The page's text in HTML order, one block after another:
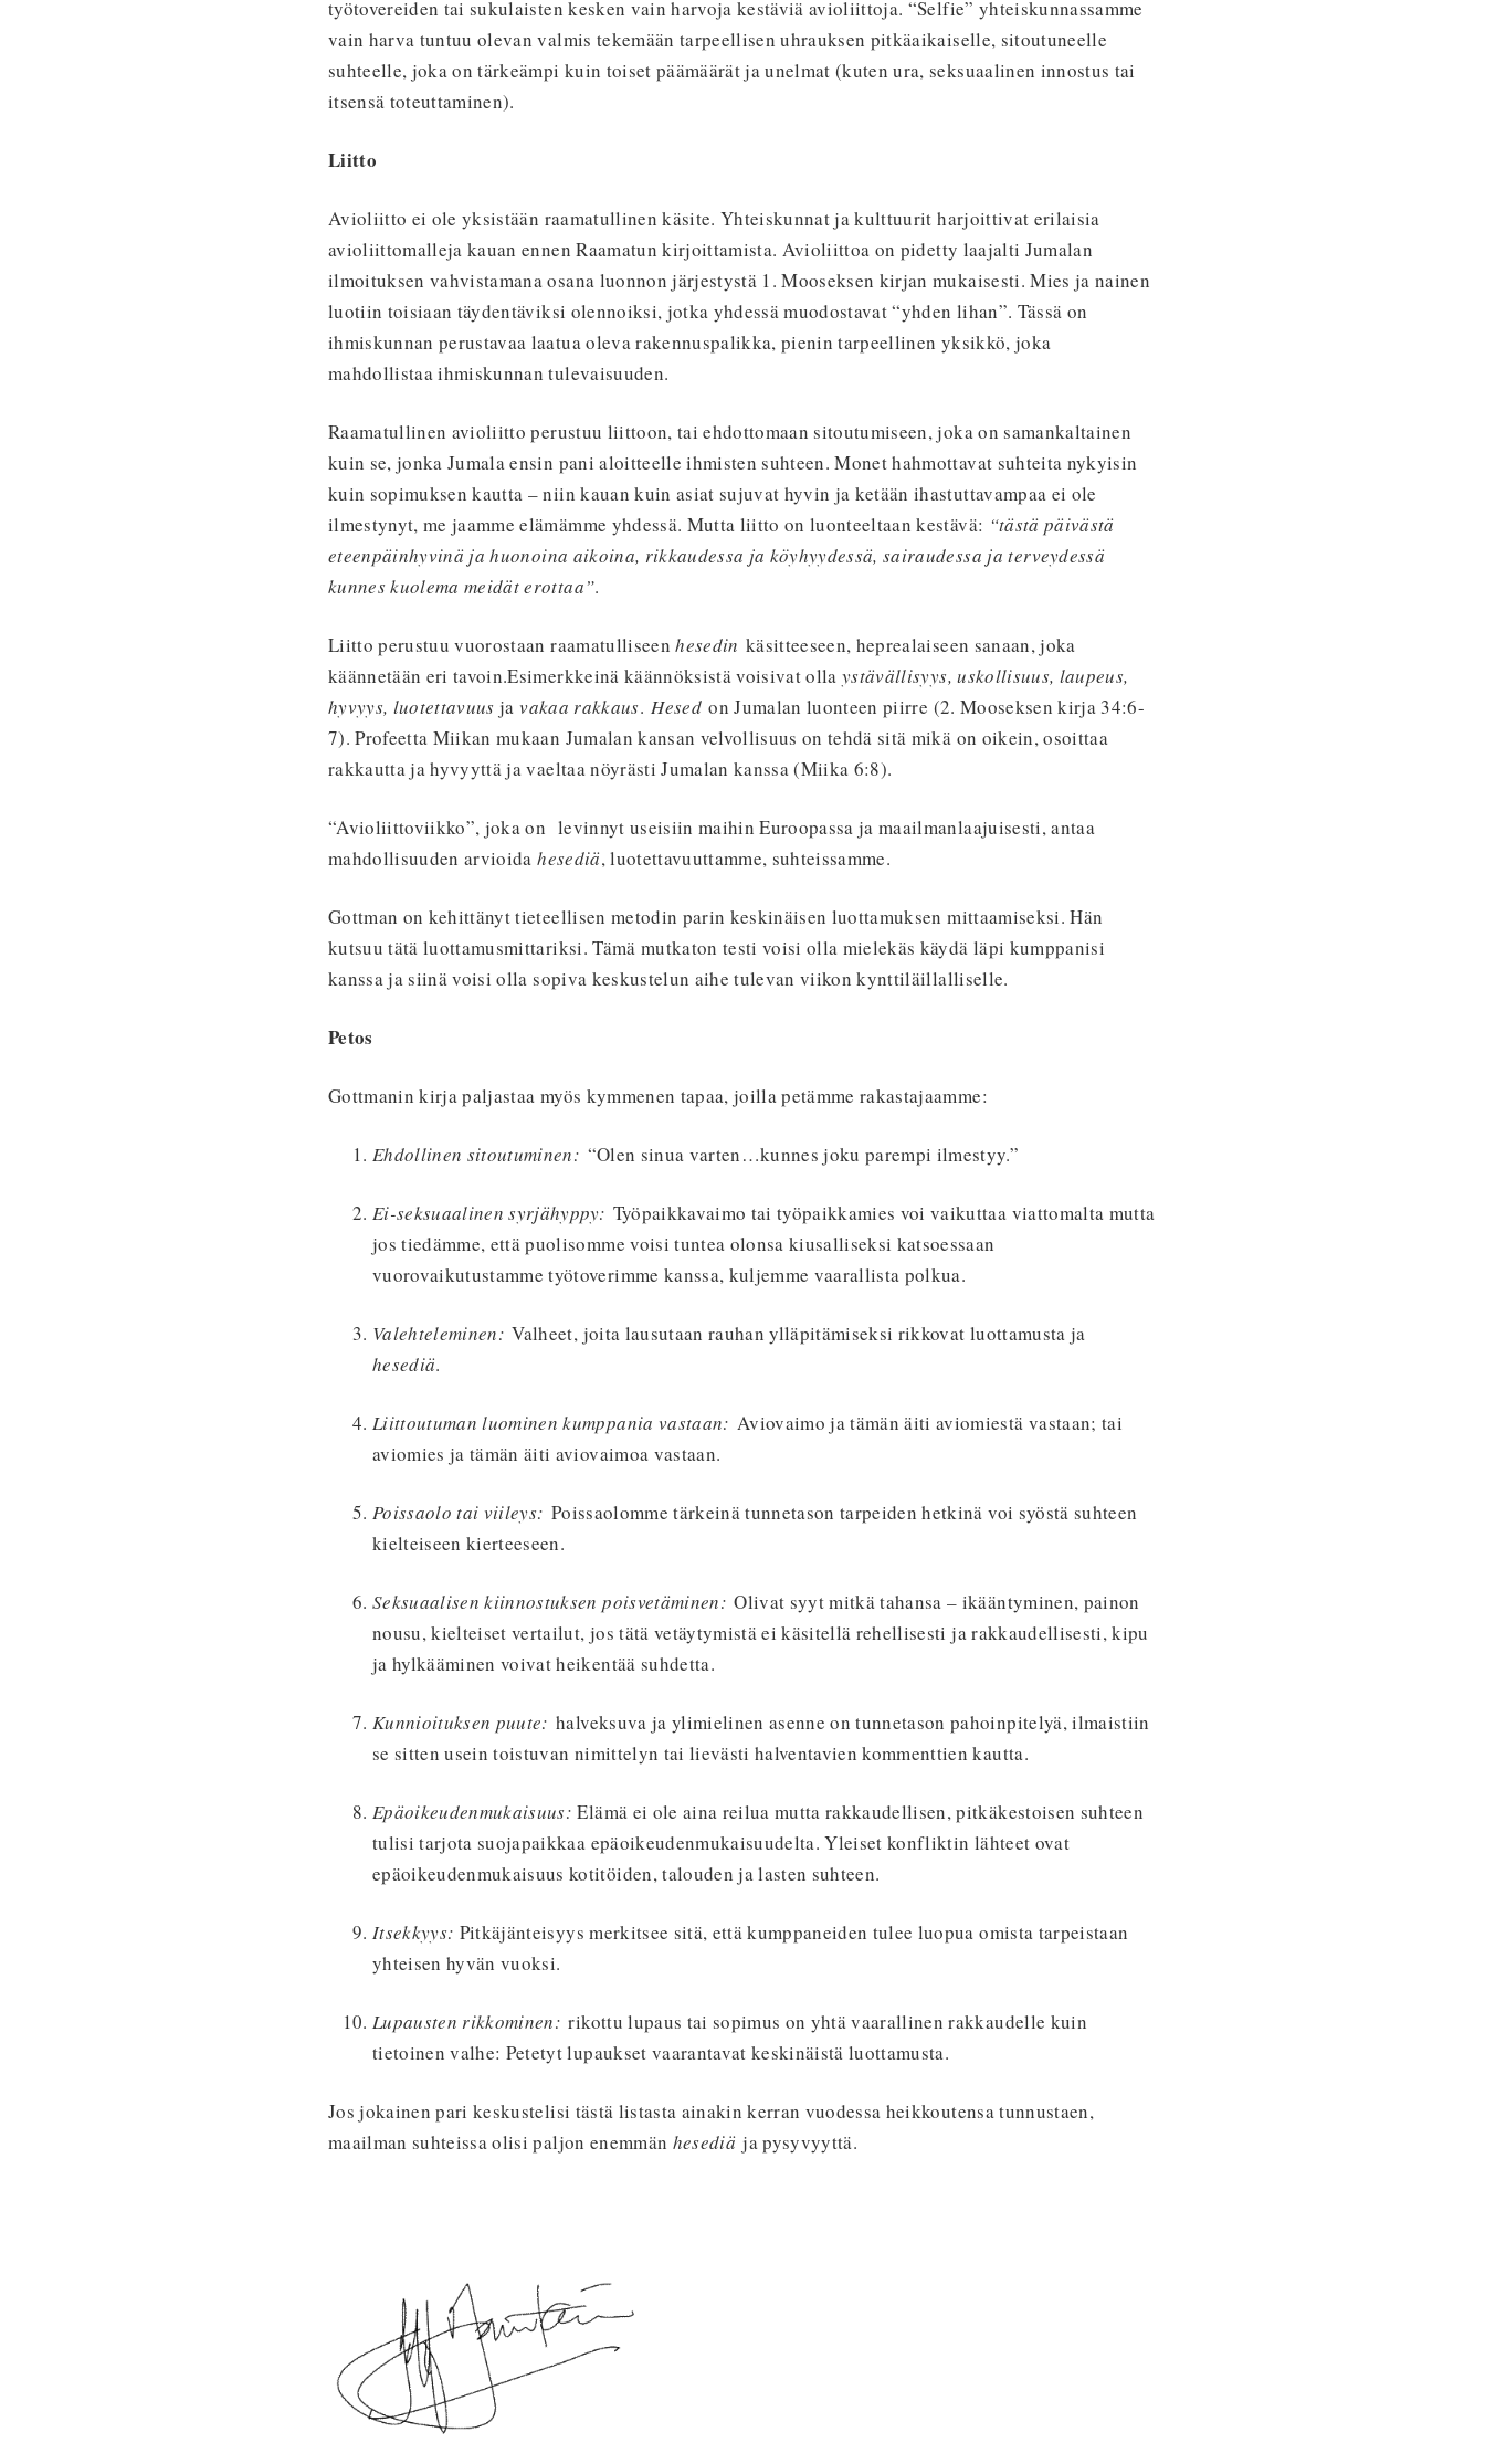
työtovereiden tai sukulaisten kesken vain harvoja kestäviä avioliittoja. “Selfie” yhteiskunnassamme
vain harva tuntuu olevan valmis tekemään tarpeellisen uhrauksen pitkäaikaiselle, sitoutuneelle
suhteelle, joka on tärkeämpi kuin toiset päämäärät ja unelmat (kuten ura, seksuaalinen innostus tai
itsensä toteuttaminen).
Liitto
Avioliitto ei ole yksistään raamatullinen käsite. Yhteiskunnat ja kulttuurit harjoittivat erilaisia
avioliittomalleja kauan ennen Raamatun kirjoittamista. Avioliittoa on pidetty laajalti Jumalan
ilmoituksen vahvistamana osana luonnon järjestystä 1. Mooseksen kirjan mukaisesti. Mies ja nainen
luotiin toisiaan täydentäviksi olennoiksi, jotka yhdessä muodostavat “yhden lihan”. Tässä on
ihmiskunnan perustavaa laatua oleva rakennuspalikka, pienin tarpeellinen yksikkö, joka
mahdollistaa ihmiskunnan tulevaisuuden.
Raamatullinen avioliitto perustuu liittoon, tai ehdottomaan sitoutumiseen, joka on samankaltainen
kuin se, jonka Jumala ensin pani aloitteelle ihmisten suhteen. Monet hahmottavat suhteita nykyisin
kuin sopimuksen kautta – niin kauan kuin asiat sujuvat hyvin ja ketään ihastuttavampaa ei ole
ilmestynyt, me jaamme elämämme yhdessä. Mutta liitto on luonteeltaan kestävä: “tästä päivästä
eteenpäinhyvinä ja huonoina aikoina, rikkaudessa ja köyhyydessä, sairaudessa ja terveydessä
kunnes kuolema meidät erottaa”.
Liitto perustuu vuorostaan raamatulliseenhesedinkäsitteeseen, heprealaiseen sanaan, joka
käännetään eri tavoin.Esimerkkeinä käännöksistä voisivat ollaystävällisyys, uskollisuus, laupeus,
hyvyys, luotettavuusjavakaa rakkaus.Hesedon Jumalan luonteen piirre (2. Mooseksen kirja 34:6-
7). Profeetta Miikan mukaan Jumalan kansan velvollisuus on tehdä sitä mikä on oikein, osoittaa
rakkautta ja hyvyyttä ja vaeltaa nöyrästi Jumalan kanssa (Miika 6:8).
“Avioliittoviikko”, joka on levinnyt useisiin maihin Euroopassa ja maailmanlaajuisesti, antaa
mahdollisuuden arvioidahesediä, luotettavuuttamme, suhteissamme.
Gottman on kehittänyt tieteellisen metodin parin keskinäisen luottamuksen mittaamiseksi. Hän
kutsuu tätä luottamusmittariksi. Tämä mutkaton testi voisi olla mielekäs käydä läpi kumppanisi
kanssa ja siinä voisi olla sopiva keskustelun aihe tulevan viikon kynttiläillalliselle.
Petos
Gottmanin kirja paljastaa myös kymmenen tapaa, joilla petämme rakastajaamme:
Ehdollinen sitoutuminen: “Olen sinua varten…kunnes joku parempi ilmestyy.”
Ei-seksuaalinen syrjähyppy: Työpaikkavaimo tai työpaikkamies voi vaikuttaa viattomalta mutta
jos tiedämme, että puolisomme voisi tuntea olonsa kiusalliseksi katsoessaan
vuorovaikutustamme työtoverimme kanssa, kuljemme vaarallista polkua.
Valehteleminen:Valheet, joita lausutaan rauhan ylläpitämiseksi rikkovat luottamusta ja
hesediä.
Liittoutuman luominen kumppania vastaan: Aviovaimo ja tämän äiti aviomiestä vastaan; tai
aviomies ja tämän äiti aviovaimoa vastaan.
Poissaolo tai viileys: Poissaolomme tärkeinä tunnetason tarpeiden hetkinä voi syöstä suhteen
kielteiseen kierteeseen.
Seksuaalisen kiinnostuksen poisvetäminen:Olivat syyt mitkä tahansa – ikääntyminen, painon
nousu, kielteiset vertailut, jos tätä vetäytymistä ei käsitellä rehellisesti ja rakkaudellisesti, kipu
ja hylkääminen voivat heikentää suhdetta.
Kunnioituksen puute:halveksuva ja ylimielinen asenne on tunnetason pahoinpitelyä, ilmaistiin
se sitten usein toistuvan nimittelyn tai lievästi halventavien kommenttien kautta.
Epäoikeudenmukaisuus:Elämä ei ole aina reilua mutta rakkaudellisen, pitkäkestoisen suhteen
tulisi tarjota suojapaikkaa epäoikeudenmukaisuudelta. Yleiset konfliktin lähteet ovat
epäoikeudenmukaisuus kotitöiden, talouden ja lasten suhteen.
Itsekkyys: Pitkäjänteisyys merkitsee sitä, että kumppaneiden tulee luopua omista tarpeistaan
yhteisen hyvän vuoksi.
Lupausten rikkominen:rikottu lupaus tai sopimus on yhtä vaarallinen rakkaudelle kuin
tietoinen valhe: Petetyt lupaukset vaarantavat keskinäistä luottamusta.
Jos jokainen pari keskustelisi tästä listasta ainakin kerran vuodessa heikkoutensa tunnustaen,
maailman suhteissa olisi paljon enemmän hesediäja pysyvyyttä.